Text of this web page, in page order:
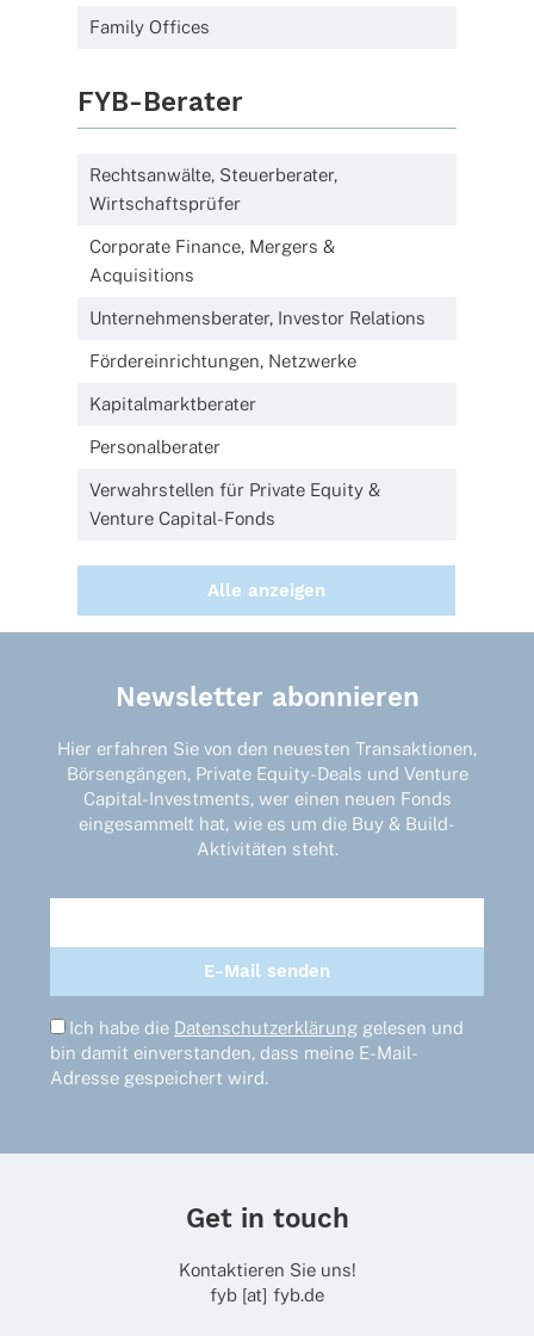
Family Offices
FYB-Berater
Rechtsanwälte, Steuerberater,
Wirtschaftsprüfer
Corporate Finance, Mergers &
Acquisitions
Unternehmensberater, Investor Relations
Fördereinrichtungen, Netzwerke
Kapitalmarktberater
Personalberater
Verwahrstellen für Private Equity &
Venture Capital-Fonds
Alle anzeigen
Newsletter abonnieren
Hier erfahren Sie von den neuesten Transaktionen,
Börsengängen, Private Equity-Deals und Venture
Capital-Investments, wer einen neuen Fonds
eingesammelt hat, wie es um die Buy & Build-
Aktivitäten steht.
Ich habe die Datenschutzerklärung gelesen und
bin damit einverstanden, dass meine E-Mail-
Adresse gespeichert wird.
Get in touch
Kontaktieren Sie uns!
fyb [at] fyb.de